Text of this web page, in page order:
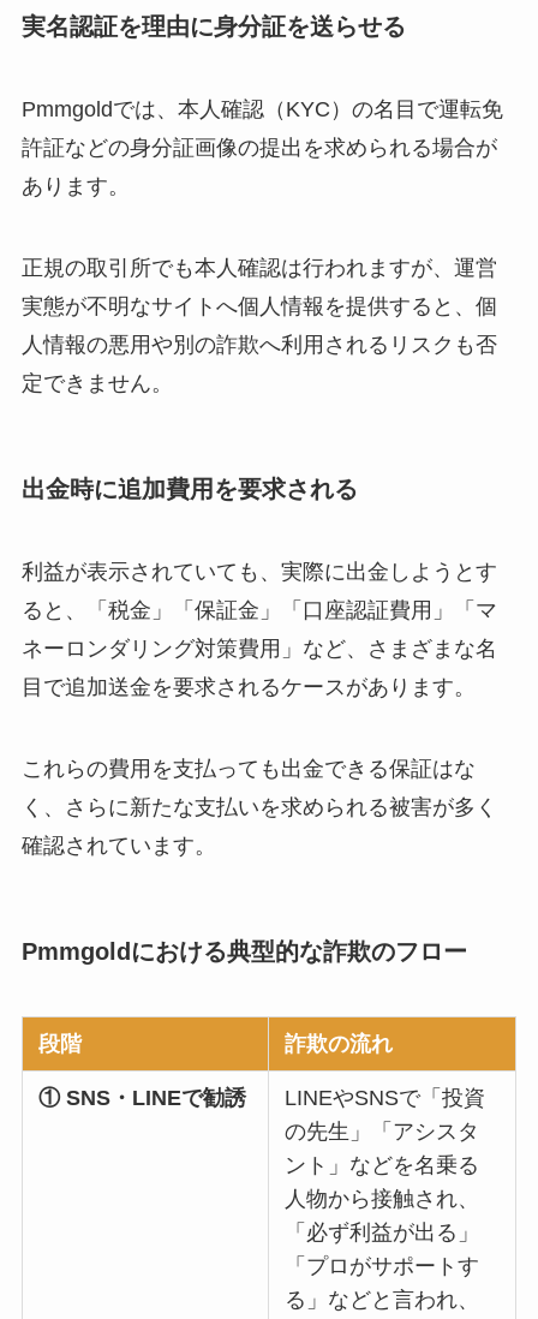
実名認証を理由に身分証を送らせる
Pmmgoldでは、本人確認（KYC）の名目で運転免
許証などの身分証画像の提出を求められる場合が
あります。
正規の取引所でも本人確認は行われますが、運営
実態が不明なサイトへ個人情報を提供すると、個
人情報の悪用や別の詐欺へ利用されるリスクも否
定できません。
出金時に追加費用を要求される
利益が表示されていても、実際に出金しようとす
ると、「税金」「保証金」「口座認証費用」「マ
ネーロンダリング対策費用」など、さまざまな名
目で追加送金を要求されるケースがあります。
これらの費用を支払っても出金できる保証はな
く、さらに新たな支払いを求められる被害が多く
確認されています。
Pmmgoldにおける典型的な詐欺のフロー
段階 詐欺の流れ
① SNS・LINEで勧誘
LINEやSNSで「投資
の先生」「アシスタ
ント」などを名乗る
人物から接触され、
「必ず利益が出る」
「プロがサポートす
る」などと言われ、